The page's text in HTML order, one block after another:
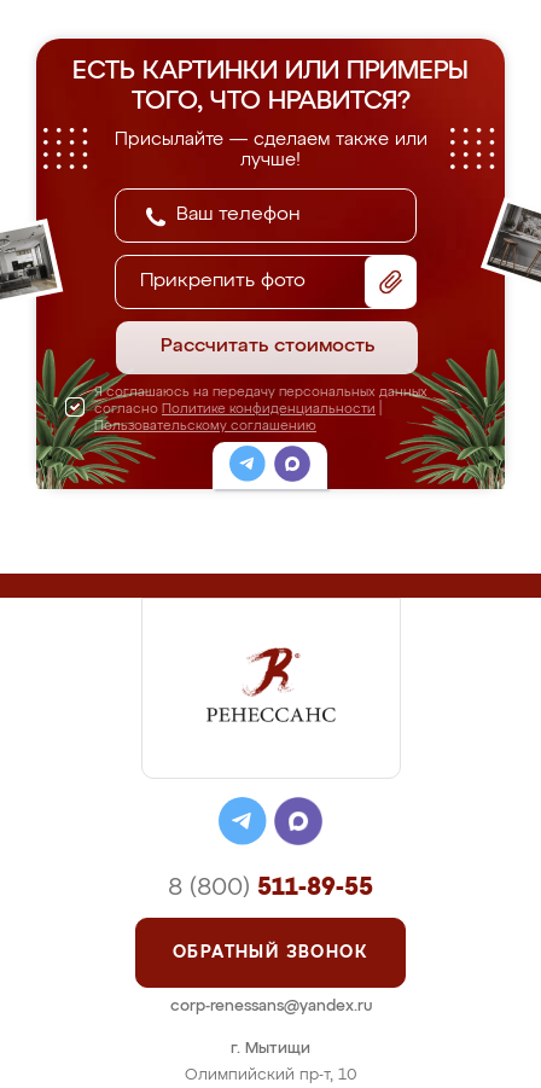
ЕСТЬ КАРТИНКИ ИЛИ ПРИМЕРЫ
ТОГО, ЧТО НРАВИТСЯ?
Присылайте — сделаем также или
лучше!
Прикрепить фото
Рассчитать стоимость
Я соглашаюсь на передачу персональных данных
согласно Политике конфиденциальности
Пользовательскому соглашению
г. Мытищи
Олимпийский пр-т, 10
8 (800) 511-89-55
ОБРАТНЫЙ ЗВОНОК
corp-renessans@yandex.ru